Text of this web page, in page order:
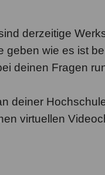
derzeitige
geben wie es ist
deinen Fragen
deiner
virtuellen